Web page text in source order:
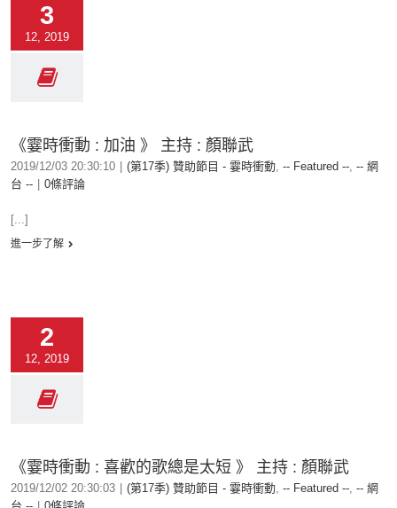
3
12, 2019
《霎時衝動 : 加油 》 主持 : 顏聯武
2019/12/03 20:30:10 (第17季) 贊助節目 - 霎時衝動, -- Featured --, -- 網
台 --
0條評論
[...]
進一步了解
2
12, 2019
《霎時衝動 : 喜歡的歌總是太短 》 主持 : 顏聯武
2019/12/02 20:30:03 (第17季) 贊助節目 - 霎時衝動, -- Featured --, -- 網